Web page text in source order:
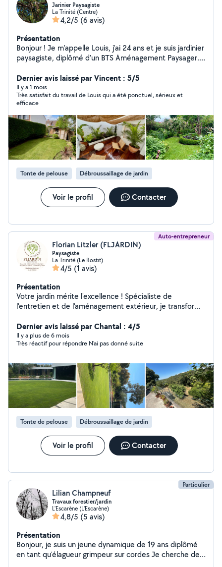
Jarinier Paysagiste
La Trinité (Centre)
4,2/5 (6 avis)
Présentation
Bonjour ! Je m'appelle Louis, j'ai 24 ans et je suis jardinier
paysagiste, diplômé d'un BTS Aménagement Paysager.
mon savoir-faire à votre service pour tous vos projets
d'aménagement extérieur. Que ce soit pour la création
de jardins, l'entretien de vos espaces verts ou la
conception de paysages sur mesure, je vous
accompagne pour concrétiser vos envies. N'hésitez pas
à me contacter pour échanger sur votre projet !
Dernier avis laissé par Vincent : 5/5
Il y a 1 mois
Très satisfait du travail de Louis qui a été ponctuel, sérieux et
efficace
Tonte de pelouse Débroussaillage de jardin
Voir le profil Contacter
Auto-entrepreneur
Florian Litzler (FLJARDIN)
Paysagiste
La Trinité (Le Rostit)
4/5 (1 avis)
Présentation
Votre jardin mérite l'excellence ! Spécialiste de
l'entretien et de l'aménagement extérieur, je transforme
Entretien complet : tonte, taille de haies et arbustes,
désherbage, débroussaillage, plantations, création de
massifs. Travaux spécialisés : installation & entretien
en toute sécurité. Qualité garantie : matériel
professionnel, finitions impeccables, respect des délais.
Basé à Nice, j'interviens rapidement dans tout le
secteur pour particuliers, professionnels et
copropriétés. Mon objectif : un jardin propre,
harmonieux et soigné toute l'année. Devis gratuit et
conseils personnalisés Votre satisfaction est ma priorité.
Profitez du crédit d'impôt : -50% sur vos prestations de
jardinage avec FLJARD1N Contactez-nous au O6 28 73
Dernier avis laissé par Chantal : 4/5
Il y a plus de 6 mois
Très réactif pour répondre N'ai pas donné suite
Tonte de pelouse Débroussaillage de jardin
Voir le profil Contacter
Particulier
Lilian Champneuf
Travaux forestier/jardin
L'Escarène (L'Escarène)
4,8/5 (5 avis)
Présentation
Bonjour, je suis un jeune dynamique de 19 ans diplômé
en tant qu'élagueur grimpeur sur cordes Je cherche des